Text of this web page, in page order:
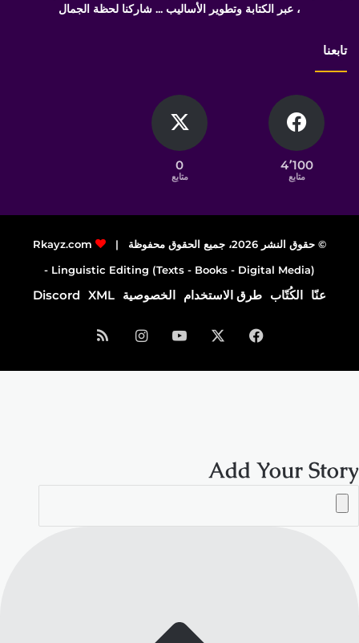
، عبر الكتابة وتطوير الأساليب ... شاركنا لحظة الجمال
تابعنا
4٬100
متابع
0
متابع
© حقوق النشر 2026، جميع الحقوق محفوظة |
Rkayz.com
Linguistic Editing (Texts - Books - Digital Media) -
عنّا الكُتّاب طرق الاستخدام الخصوصية XML
Discord
فيسبوك ‫YouTubeانستقرامملخص
الموقع
Add Your Story